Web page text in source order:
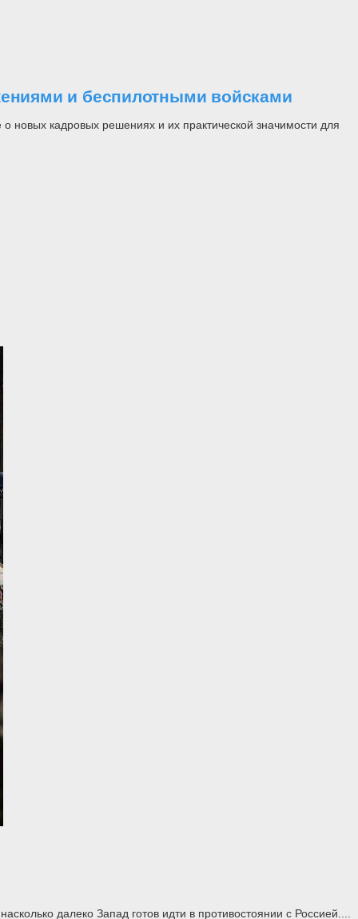
и беспилотными войсками
новых кадровых решениях и их практической значимости для
далеко Запад готов идти в противостоянии с Россией....